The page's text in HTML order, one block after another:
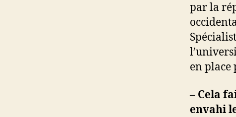
par la
en place
– Cela
envahi